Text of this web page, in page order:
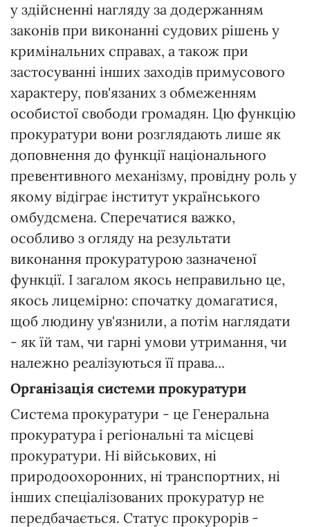
у здійсненні нагляду за додержанням
законів при виконанні судових рішень у
кримінальних справах, а також при
застосуванні інших заходів примусового
характеру, пов'язаних з обмеженням
особистої свободи громадян. Цю функцію
прокуратури вони розглядають лише як
доповнення до функції національного
превентивного механізму, провідну роль у
якому відіграє інститут українського
омбудсмена. Сперечатися важко,
особливо з огляду на результати
виконання прокуратурою зазначеної
функції. І загалом якось неправильно це,
якось лицемірно: спочатку домагатися,
щоб людину ув'язнили, а потім наглядати
- як їй там, чи гарні умови утримання, чи
належно реалізуються її права...
Організація системи прокуратури
Система прокуратури - це Генеральна
прокуратура і регіональні та місцеві
прокуратури. Ні військових, ні
природоохоронних, ні транспортних, ні
інших спеціалізованих прокуратур не
передбачається. Статус прокурорів -